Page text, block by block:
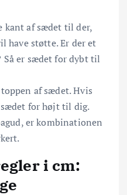
kant af sædet til der,
have støtte. Er der et
er sædet for dybt til
af sædet. Hvis
for højt til dig.
er kombinationen
i cm: